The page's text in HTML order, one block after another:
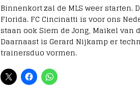
Binnenkort zal de MLS weer starten.
Florida. FC Cincinatti is voor ons
staan ook Siem de Jong, Maikel
Daarnaast is Gerard Nijkamp er
trainersduo vormen.